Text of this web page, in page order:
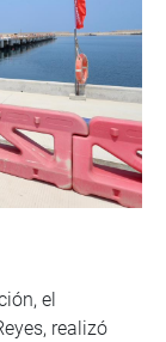
el
realizó